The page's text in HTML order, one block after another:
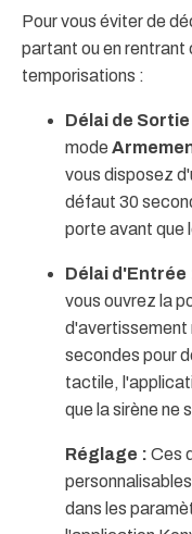
Pour vous éviter de
partant ou en rentrant
temporisations :
Délai de Sortie
mode
vous disposez
défaut 30
porte avant que
Délai d'Entrée
vous ouvrez la
d'avertissement
secondes pour
tactile,
que la sirène ne
Réglage : Ces
dans les